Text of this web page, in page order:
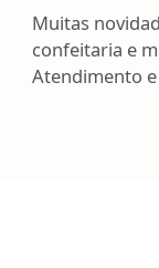
Muitas
confeitaria e
Atendimento